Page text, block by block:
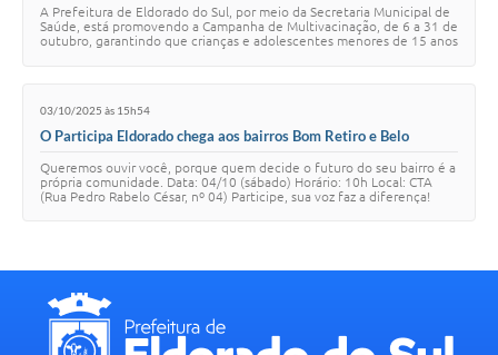
A Prefeitura de Eldorado do Sul, por meio da Secretaria Municipal de
Saúde, está promovendo a Campanha de Multivacinação, de 6 a 31 de
outubro, garantindo que crianças e adolescentes menores de 15 anos
03/10/2025 às 15h54
O Participa Eldorado chega aos bairros Bom Retiro e Belo
Queremos ouvir você, porque quem decide o futuro do seu bairro é a
própria comunidade. Data: 04/10 (sábado) Horário: 10h Local: CTA
(Rua Pedro Rabelo César, nº 04) Participe, sua voz faz a diferença!